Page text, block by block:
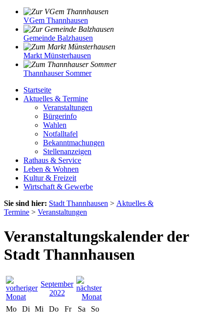
VGem Thannhausen
Gemeinde Balzhausen
Markt Münsterhausen
Thannhauser Sommer
Startseite
Aktuelles & Termine
Veranstaltungen
Bürgerinfo
Wahlen
Notfalltafel
Bekanntmachungen
Stellenanzeigen
Rathaus & Service
Leben & Wohnen
Kultur & Freizeit
Wirtschaft & Gewerbe
Sie sind hier: Stadt Thannhausen > Aktuelles &
Termine > Veranstaltungen
Veranstaltungskalender der
Stadt Thannhausen
September
2022
Mo
Di Mi Do Fr Sa
So